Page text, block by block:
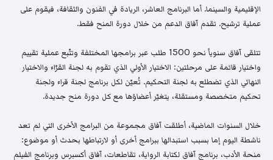
الإقليمية والسينما. أما البرنامج العاشر، الريادة في الفنون والثقافة، فيقوم على
عملية ترشيح. تقدم آفاق الدعم من خلال دورة المنح فقط.
تتلقى آفاق سنوياً نحو 1500 طلب عبر برامجها المختلفة وتتّبع عملية تقييم
واختيار قائمة على مرحلتين: الاختيار الأولي الذي تقوم به لجنة القرّاء والاختيار
النهائي الذي تضطلع به لجنة التحكيم. تُعيّن لكل برنامج لجنة قراء ولجنة
تحكيم متخصصة ومستقلة، يتغيّر أعضاؤها مع كل دورة منح جديدة.
خلال السنوات الماضية، أطلقت آفاق مجموعة من البرامج الأخرى التي لم تعد
ناشطة اليوم إما بسبب استبدالها ببرامج أخرى أو لارتباطها بحدث أو موضوع:
منحة الأدب، برنامج آفاق لكتابة الرواية، تقاطعات، آفاق أكسبرس وبرنامج الفيلم